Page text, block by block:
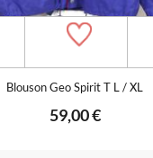
Blouson Geo Spirit T L / XL
59,00 €